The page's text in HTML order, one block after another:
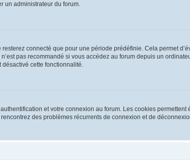
un administrateur du forum.
connecté que pour une période prédéfinie. Cela permet
pas recommandé si vous accédez au forum depuis un
désactivé cette fonctionnalité.
et votre connexion au forum. Les cookies permettent
des problèmes récurrents de connexion et de